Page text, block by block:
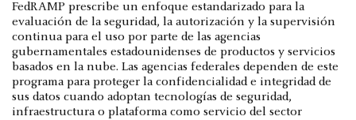
FedRAMP prescribe un enfoque estandarizado para la
evaluación de la seguridad, la autorización y la supervisión
continua para el uso por parte de las agencias
gubernamentales estadounidenses de productos y servicios
basados en la nube. Las agencias federales dependen de este
programa para proteger la confidencialidad e integridad de
sus datos cuando adoptan tecnologías de seguridad,
infraestructura o plataforma como servicio del sector